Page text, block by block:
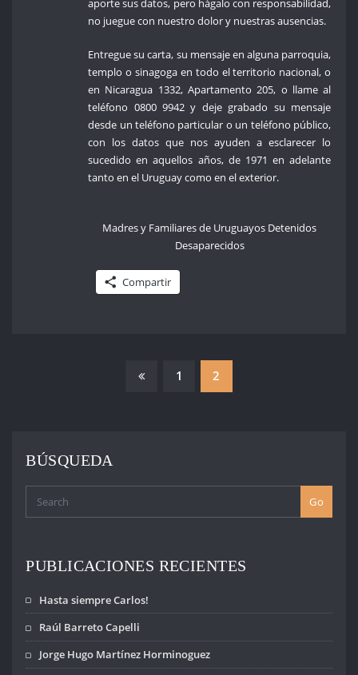
aporte sus datos, pero hágalo con responsabilidad,
no juegue con nuestro dolor y nuestras ausencias.
Entregue su carta, su mensaje en alguna parroquia,
templo o sinagoga en todo el territorio nacional, o
en Nicaragua 1332, Apartamento 205, o llame al
teléfono 0800 9942 y deje grabado su mensaje
desde un teléfono particular o un teléfono público,
con los datos que nos ayuden a esclarecer lo
sucedido en aquellos años, de 1971 en adelante
tanto en el Uruguay como en el exterior.
Madres y Familiares de Uruguayos Detenidos
Desaparecidos
Compartir
PAGINACIÓN
ENTRADAS
1 2
BÚSQUEDA
Go
PUBLICACIONES RECIENTES
Hasta siempre Carlos!
Raúl Barreto Capelli
Jorge Hugo Martínez Horminoguez